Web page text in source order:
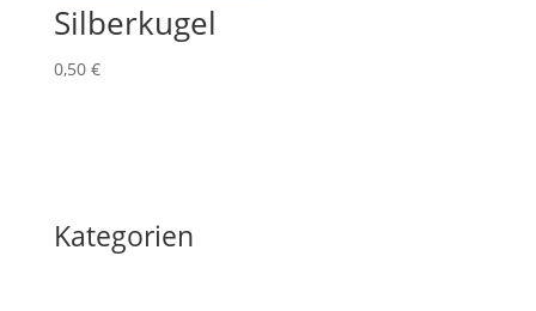
Silberkugel
0,50 €
Kategorien